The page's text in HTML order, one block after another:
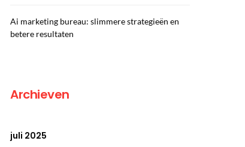
Ai marketing bureau: slimmere strategieën en
betere resultaten
Archieven
juli 2025